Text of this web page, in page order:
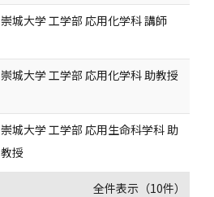
崇城大学 工学部 応用化学科 講師
崇城大学 工学部 応用化学科 助教授
崇城大学 工学部 応用生命科学科 助
教授
全件表示（10件）